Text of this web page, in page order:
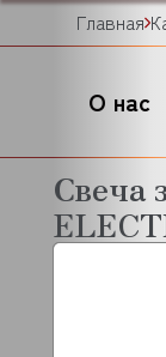
Главная
О нас
Свеча